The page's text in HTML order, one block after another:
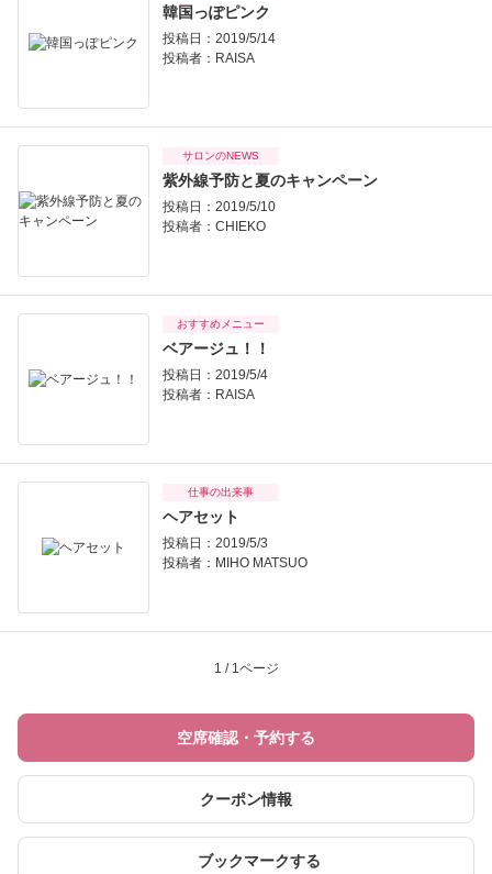
韓国っぽピンク
投稿日：2019/5/14
投稿者： RAISA
サロンのNEWS
紫外線予防と夏のキャンペーン
投稿日：2019/5/10
投稿者： CHIEKO
おすすめメニュー
ベアージュ！！
投稿日：2019/5/4
投稿者： RAISA
仕事の出来事
ヘアセット
投稿日：2019/5/3
投稿者： MIHO MATSUO
1 / 1ページ
空席確認・予約する
クーポン情報
ブックマークする